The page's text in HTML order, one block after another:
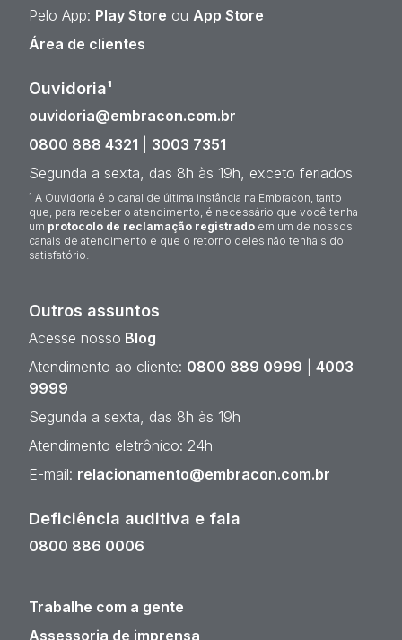
Pelo App: Play Store ou App Store
Área de clientes
Ouvidoria¹
ouvidoria@embracon.com.br
0800 888 4321
3003 7351
Segunda a sexta, das 8h às 19h, exceto feriados
¹ A Ouvidoria é o canal de última instância na Embracon, tanto
que, para receber o atendimento, é necessário que você tenha
um protocolo de reclamação registrado em um de nossos
canais de atendimento e que o retorno deles não tenha sido
satisfatório.
Outros assuntos
Acesse nosso Blog
Atendimento ao cliente: 0800 889 0999
4003
9999
Segunda a sexta, das 8h às 19h
Atendimento eletrônico: 24h
E-mail: relacionamento@embracon.com.br
Deficiência auditiva e fala
0800 886 0006
Trabalhe com a gente
Assessoria de imprensa